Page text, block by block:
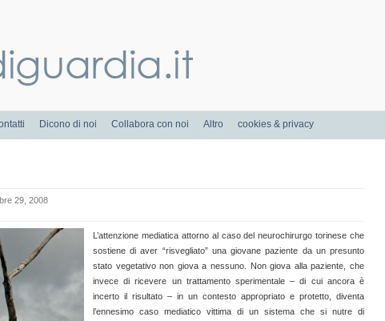
Dicono di noi Collabora con noi Altro cookies & privacy
29, 2008
L’attenzione mediatica attorno al caso del neurochirurgo torinese che
sostiene di aver “risvegliato” una giovane paziente da un presunto
stato vegetativo non giova a nessuno. Non giova alla paziente, che
invece di ricevere un trattamento sperimentale – di cui ancora è
incerto il risultato – in un contesto appropriato e protetto, diventa
l’ennesimo caso mediatico vittima di un sistema che si nutre di